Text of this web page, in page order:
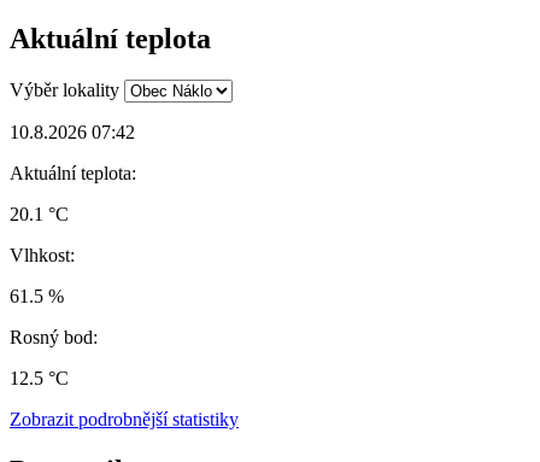
Aktuální teplota
Výběr lokality
10.8.2026 07:42
Aktuální teplota:
20.1 °C
Vlhkost:
61.5 %
Rosný bod:
12.5 °C
Zobrazit podrobnější statistiky